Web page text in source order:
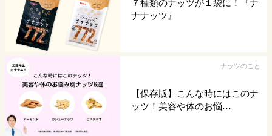
７種類のナッツが１袋に！『ナ
ナナッツ』
ナッツのこと
【保存版】こんな時にはこのナ
ッツ！美容や体のお悩…